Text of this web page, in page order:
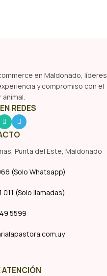
en Maldonado, líderes
y compromiso con el
REDES
Punta del Este, Maldonado
(Solo Whatsapp)
011 (Solo llamadas)
5599
ATENCIÓN